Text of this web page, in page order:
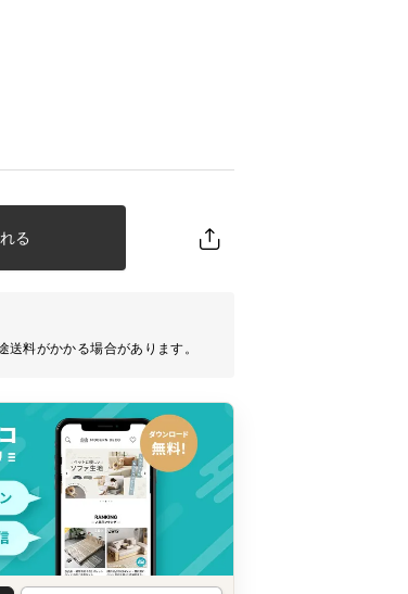
る
料がかかる場合があります。